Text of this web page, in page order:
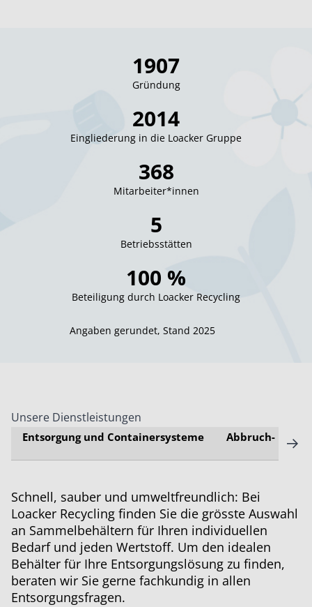
1907
Gründung
2014
Eingliederung in die Loacker Gruppe
368
Mitarbeiter*innen
5
Betriebsstätten
100 %
Beteiligung durch Loacker Recycling
Angaben gerundet, Stand 2025
Unsere Dienstleistungen
Entsorgung und Containersysteme Abbruch-
Schnell, sauber und umweltfreundlich: Bei
Loacker Recycling finden Sie die grösste Auswahl
an Sammelbehältern für Ihren individuellen
Bedarf und jeden Wertstoff. Um den idealen
Behälter für Ihre Entsorgungslösung zu finden,
beraten wir Sie gerne fachkundig in allen
Entsorgungsfragen.